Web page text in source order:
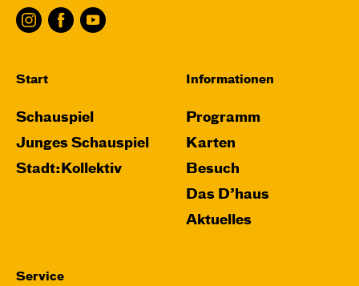
Start
Schauspiel
Junges Schauspiel
Stadt:Kollektiv
Informationen
Programm
Karten
Besuch
Das D’haus
Aktuelles
Service